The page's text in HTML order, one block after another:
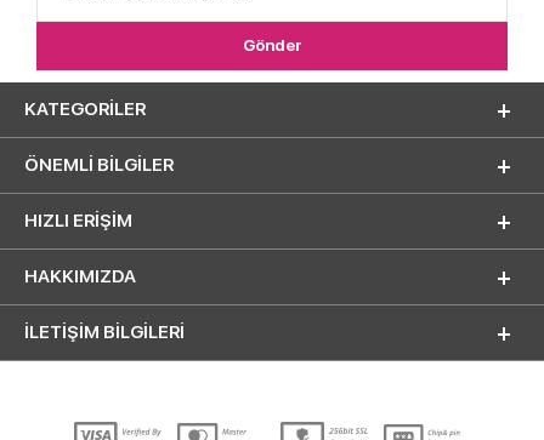
KATEGORILER
ÖNEMLI BILGILER
HIZLI ERIŞIM
HAKKIMIZDA
İLETİŞİM BİLGİLERİ